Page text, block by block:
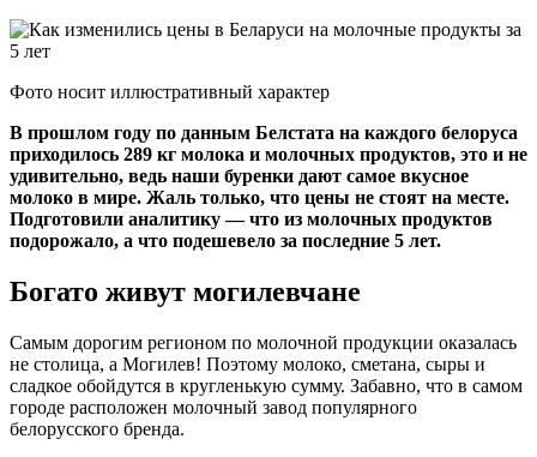
Фото носит иллюстративный характер
В прошлом году по данным Белстата на каждого белоруса
приходилось 289 кг молока и молочных продуктов, это и не
удивительно, ведь наши буренки дают самое вкусное
молоко в мире. Жаль только, что цены не стоят на месте.
Подготовили аналитику — что из молочных продуктов
подорожало, а что подешевело за последние 5 лет.
Богато живут могилевчане
Самым дорогим регионом по молочной продукции оказалась
не столица, а Могилев! Поэтому молоко, сметана, сыры и
сладкое обойдутся в кругленькую сумму. Забавно, что в самом
городе расположен молочный завод популярного
белорусского бренда.